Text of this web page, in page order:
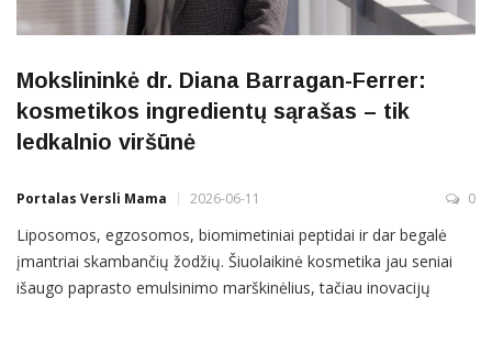
Mokslininkė dr. Diana Barragan-Ferrer:
kosmetikos ingredientų sąrašas – tik
ledkalnio viršūnė
Portalas Versli Mama 2026-06-11 0
Liposomos, egzosomos, biomimetiniai peptidai ir dar begalė
įmantriai skambančių žodžių. Šiuolaikinė kosmetika jau seniai
išaugo paprasto emulsinimo marškinėlius, tačiau inovacijų